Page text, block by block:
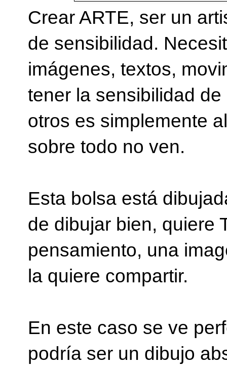
Crear ARTE, ser un
de sensibilidad.
imágenes, textos,
tener la sensibilidad
otros es simplemente
sobre todo no ven.
Esta bolsa está
de dibujar bien, quiere
pensamiento, una
la quiere compartir.
En este caso se ve
podría ser un dibujo